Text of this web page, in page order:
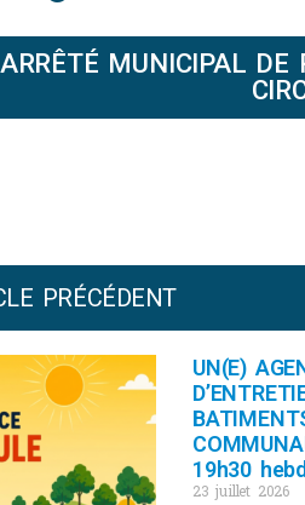
ARRÊTÉ MUNICIPAL DE
PRÉCÉDENT
UN(E)
19h30
23 juillet 2026